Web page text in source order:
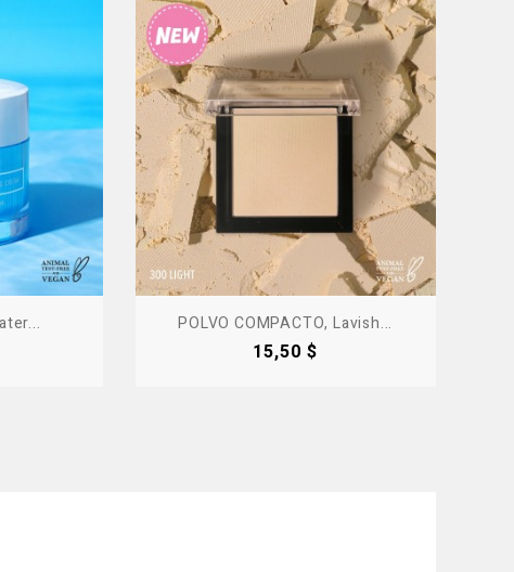
POLVO COMPACTO, Lavish...
Precio
15,50 $